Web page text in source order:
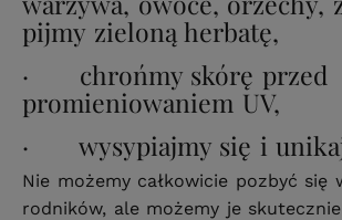
pijmy zieloną herbatę,
· chrońmy skórę przed
promieniowaniem UV,
· wysypiajmy się i
Nie możemy całkowicie pozbyć się
rodników, ale możemy je